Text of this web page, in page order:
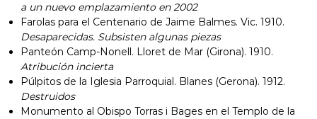
a un nuevo emplazamiento en 2002
Farolas para el Centenario de Jaime Balmes. Vic. 1910.
Desaparecidas. Subsisten algunas piezas
Panteón Camp-Nonell. Lloret de Mar (Girona). 1910.
Atribución incierta
Púlpitos de la Iglesia Parroquial. Blanes (Gerona). 1912.
Destruidos
Monumento al Obispo Torras i Bages en el Templo de la